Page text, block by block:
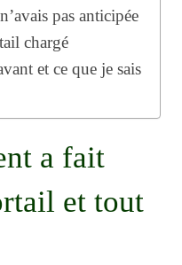
pas anticipée
chargé
et ce que je sais
a fait
et tout